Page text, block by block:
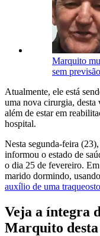
Marquito
sem
Atualmente, ele está
uma nova cirurgia, desta
além de estar em
hospital.
Nesta segunda-feira (23),
informou o estado de
o dia 25 de fevereiro.
marido dormindo,
auxílio de uma
Veja a íntegra
Marquito